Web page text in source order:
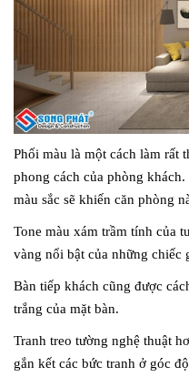
Phối màu là một cách làm rất
phong cách của phòng
màu sắc sẽ khiến căn phòng
Tone màu xám trầm tính của
vàng nổi bật của những chiếc
Bàn tiếp khách cũng được
trắng của mặt bàn.
Tranh treo tường nghệ thuật
gắn kết các bức tranh ở góc